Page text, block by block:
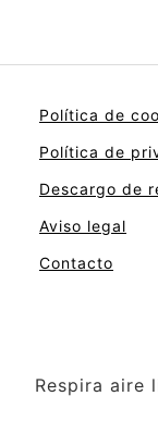
Política de
Política de
Descargo de
Aviso legal
Contacto
Respira aire